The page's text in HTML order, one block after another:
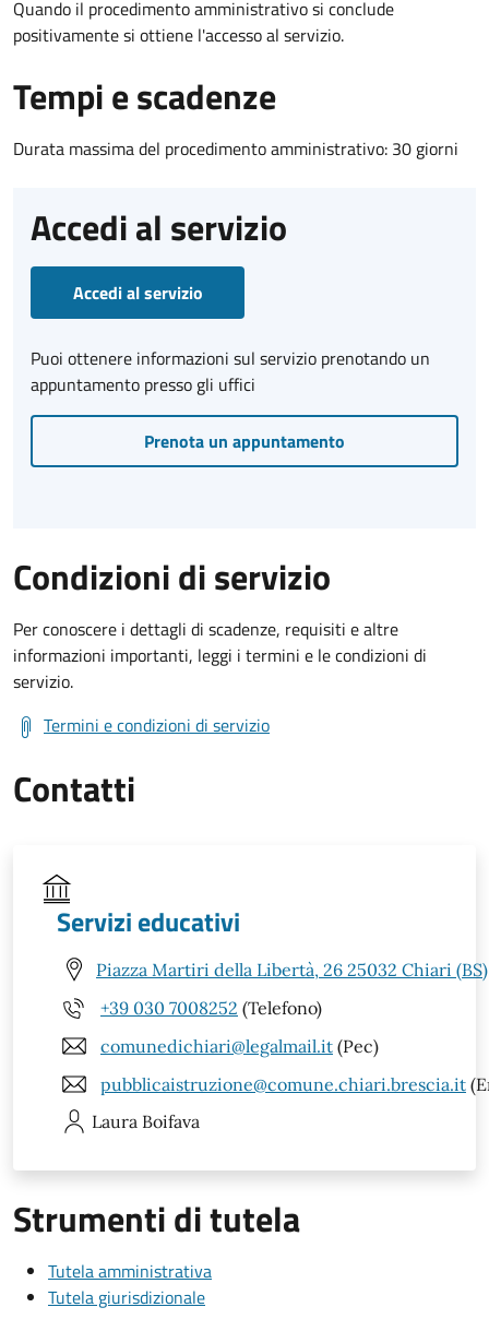
Quando il procedimento amministrativo si conclude
positivamente si ottiene l'accesso al servizio.
Tempi e scadenze
Durata massima del procedimento amministrativo: 30 giorni
Accedi al servizio
Accedi al servizio
Puoi ottenere informazioni sul servizio prenotando un
appuntamento presso gli uffici
Prenota un appuntamento
Condizioni di servizio
Per conoscere i dettagli di scadenze, requisiti e altre
informazioni importanti, leggi i termini e le condizioni di
servizio.
Termini e condizioni di servizio
Contatti
Servizi educativi
Piazza Martiri della Libertà, 26 25032 Chiari (BS)
+39 030 7008252 (Telefono)
comunedichiari@legalmail.it (Pec)
pubblicaistruzione@comune.chiari.brescia.it
Laura Boifava
Strumenti di tutela
Tutela amministrativa
Tutela giurisdizionale